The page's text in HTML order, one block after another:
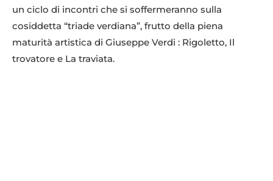
un ciclo di incontri che si soffermeranno sulla
cosiddetta “triade verdiana”, frutto della piena
maturità artistica di Giuseppe Verdi : Rigoletto, Il
trovatore e La traviata.